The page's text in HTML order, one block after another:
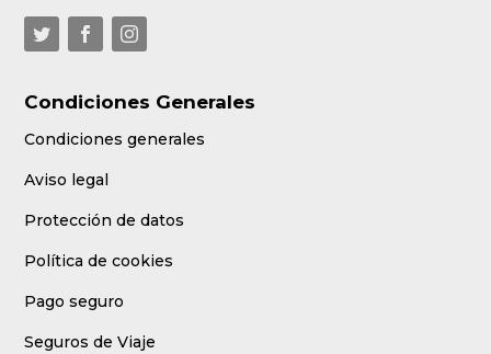
Condiciones Generales
Condiciones generales
Aviso legal
Protección de datos
Política de cookies
Pago seguro
Seguros de Viaje